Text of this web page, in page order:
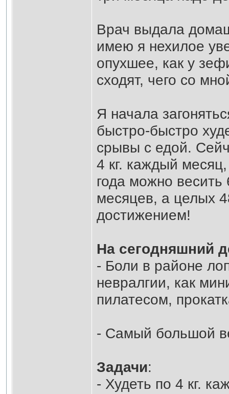
Врач выдала
имею я нехилое
опухшее, как у
сходят, чего со
Я начала
быстро-быстро
срывы с едой.
4 кг. каждый
года можно весить
месяцев, а целых
достижением!
На сегодняшний
- Боли в районе
невралгии, как
пилатесом,
- Самый большой
Задачи:
- Худеть по 4 кг.